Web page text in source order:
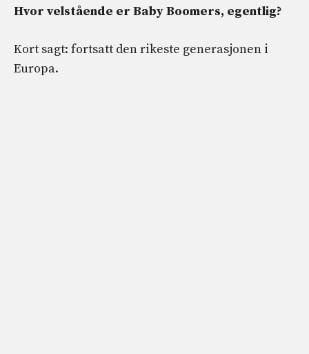
Hvor velstående er Baby Boomers, egentlig?
Kort sagt: fortsatt den rikeste generasjonen i
Europa.